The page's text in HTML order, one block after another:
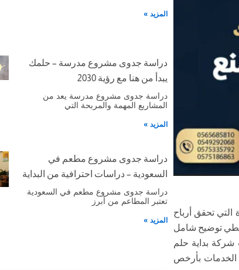
تحقق أرباح
توضيح شامل
بداية حلم
الخدمات بأرخص
المزيد »
دراسة جدوى مشروع مدرسة – حلمك
يبدأ من هنا مع رؤية 2030
دراسة جدوى مشروع مدرسة يعد من
المشاريع المهمة والمربحة التي
المزيد »
دراسة جدوى مشروع مطعم في
السعودية – دراسات احترافية من البداية
دراسة جدوى مشروع مطعم في السعودية
تعتبر المطاعم من أبرز
المزيد »